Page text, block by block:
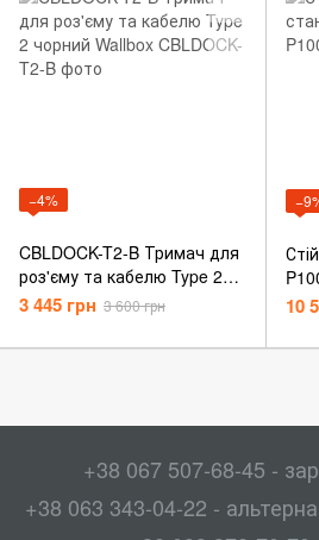
−4%
CBLDOCK-T2-B Тримач для
роз'єму та кабелю Type 2
чорний Wallbox
3 445 грн 3 600 грн 10
+38 067 507-68-45 -
+38 063 343-04-22 -